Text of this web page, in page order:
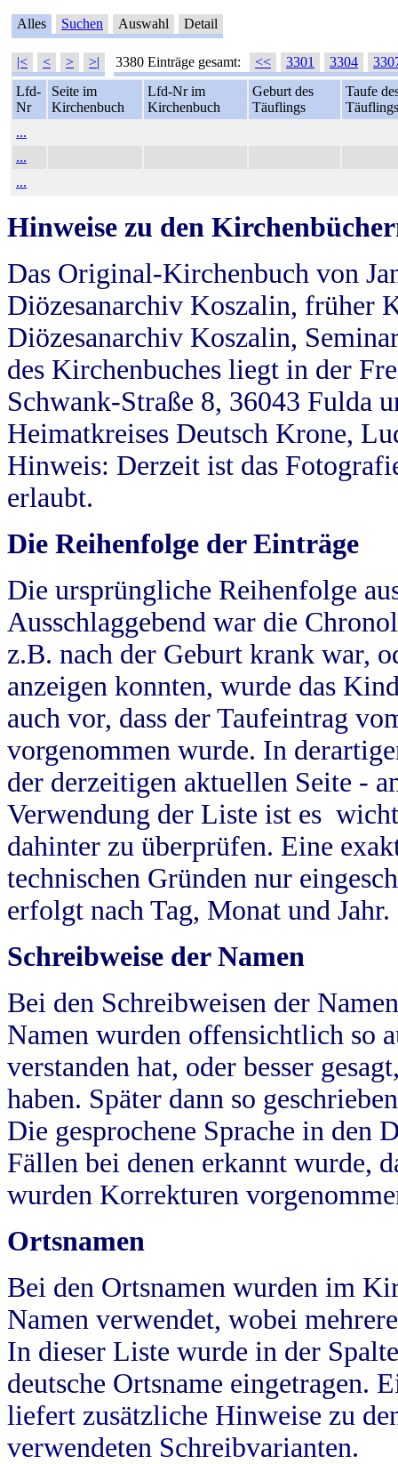
Alles Suchen Auswahl Detail
|< < > >| 3380 Einträge gesamt: << 3301 3304
Lfd-
Nr
Seite im
Kirchenbuch
Lfd-Nr im
Kirchenbuch
Geburt des
Täuflings
Taufe
Täuflings
...
...
...
Hinweise zu den
Das Original-Kirchenbuch von
Diözesanarchiv Koszalin, früher
Diözesanarchiv Koszalin,
des Kirchenbuches liegt in der
Schwank-Straße 8, 36043 Fulda
Heimatkreises Deutsch Krone,
Hinweis: Derzeit ist das
erlaubt.
Die Reihenfolge der Einträge
Die ursprüngliche Reihenfolge
Ausschlaggebend war die
z.B. nach der Geburt krank war,
anzeigen konnten, wurde das
auch vor, dass der Taufeintrag
vorgenommen wurde. In
der derzeitigen aktuellen Seite -
Verwendung der Liste ist es
dahinter zu überprüfen. Eine
technischen Gründen nur
erfolgt nach Tag, Monat und Jahr.
Schreibweise der Namen
Bei den Schreibweisen der
Namen wurden offensichtlich so
verstanden hat, oder besser
haben. Später dann so
Die gesprochene Sprache in
Fällen bei denen erkannt wurde,
wurden Korrekturen
Ortsnamen
Bei den Ortsnamen wurden im
Namen verwendet, wobei
In dieser Liste wurde in der
deutsche Ortsname eingetragen.
liefert zusätzliche Hinweise zu
verwendeten Schreibvarianten.